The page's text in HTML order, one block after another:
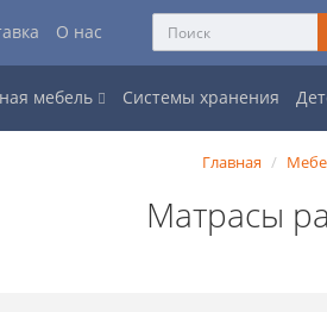
О нас
мебель Системы хранения
Главная
Матрасы